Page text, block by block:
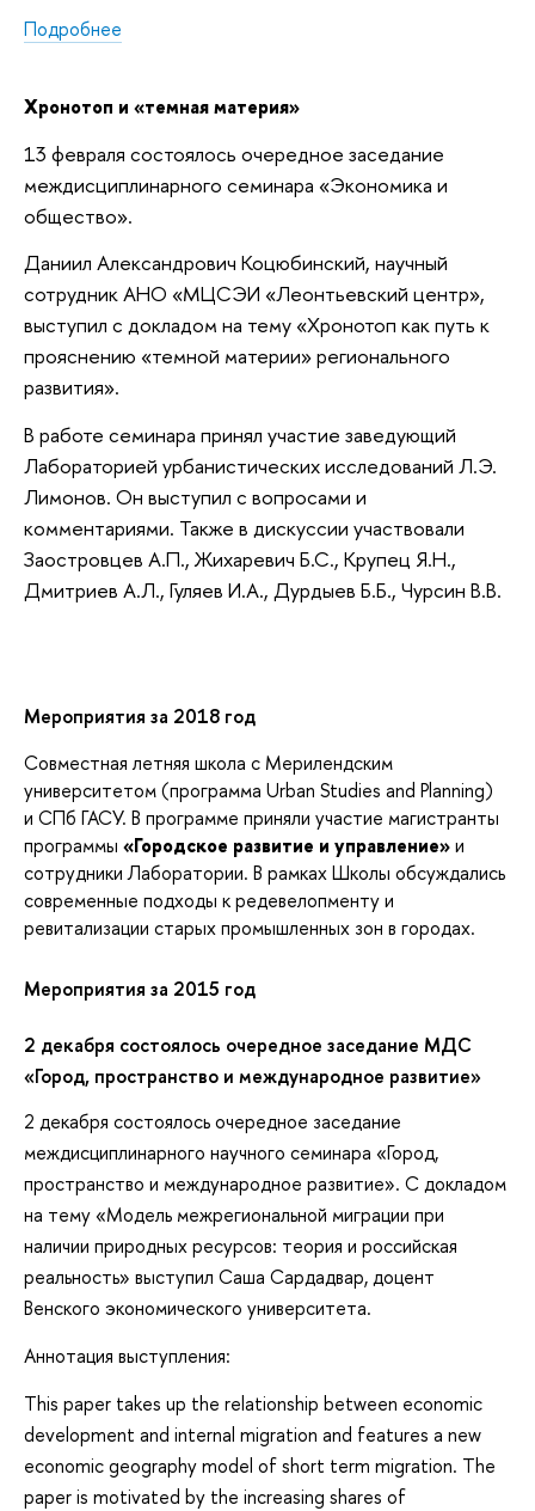
Подробнее
Хронотоп и «темная материя»
13 февраля состоялось очередное заседание
междисциплинарного семинара «Экономика и
общество».
Даниил Александрович Коцюбинский, научный
сотрудник АНО «МЦСЭИ «Леонтьевский центр»,
выступил с докладом на тему «Хронотоп как путь к
прояснению «темной материи» регионального
развития».
В работе семинара принял участие заведующий
Лабораторией урбанистических исследований Л.Э.
Лимонов. Он выступил с вопросами и
комментариями. Также в дискуссии участвовали
Заостровцев А.П., Жихаревич Б.С., Крупец Я.Н.,
Дмитриев А.Л., Гуляев И.А., Дурдыев Б.Б., Чурсин В.В.
Мероприятия за 2018 год
Совместная летняя школа с Мерилендским
университетом (программа Urban Studies and Planning)
и СПб ГАСУ. В программе приняли участие магистранты
программы «Городское развитие и управление»и
сотрудники Лаборатории. В рамках Школы обсуждались
современные подходы к редевелопменту и
ревитализации старых промышленных зон в городах.
Мероприятия за 2015 год
2 декабря состоялось очередное заседание МДС
«Город, пространство и международное развитие»
2 декабря состоялось очередное заседание
междисциплинарного научного семинара «Город,
пространство и международное развитие». С докладом
на тему «Модель межрегиональной миграции при
наличии природных ресурсов: теория и российская
реальность» выступил Саша Сардадвар, доцент
Венского экономического университета.
Аннотация выступления:
This paper takes up the relationship between economic
development and internal migration and features a new
economic geography model of short term migration. The
paper is motivated by the increasing shares of